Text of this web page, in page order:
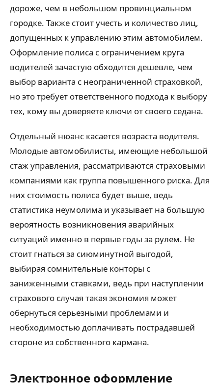
дороже, чем в небольшом провинциальном
городке. Также стоит учесть и количество лиц,
допущенных к управлению этим автомобилем.
Оформление полиса с ограничением круга
водителей зачастую обходится дешевле, чем
выбор варианта с неограниченной страховкой,
но это требует ответственного подхода к выбору
тех, кому вы доверяете ключи от своего седана.
Отдельный нюанс касается возраста водителя.
Молодые автомобилисты, имеющие небольшой
стаж управления, рассматриваются страховыми
компаниями как группа повышенного риска. Для
них стоимость полиса будет выше, ведь
статистика неумолима и указывает на большую
вероятность возникновения аварийных
ситуаций именно в первые годы за рулем. Не
стоит гнаться за сиюминутной выгодой,
выбирая сомнительные конторы с
заниженными ставками, ведь при наступлении
страхового случая такая экономия может
обернуться серьезными проблемами и
необходимостью доплачивать пострадавшей
стороне из собственного кармана.
Электронное оформление